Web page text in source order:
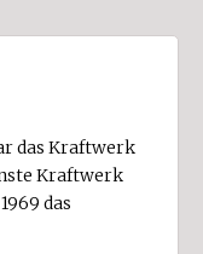
das Kraftwerk
Kraftwerk
das